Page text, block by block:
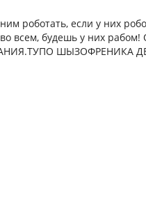
роботать, если у них
всем, будешь у них
ШЫЗОФРЕНИКА